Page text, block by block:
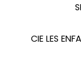
CIE LES